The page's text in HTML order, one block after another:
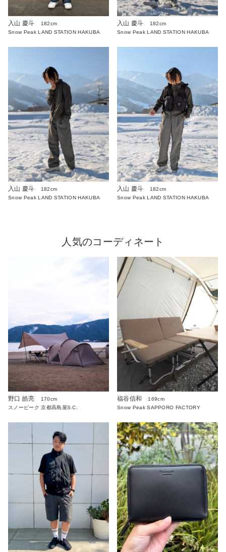
入山 慶斗
182cm
Snow Peak LAND STATION HAKUBA
入山 慶斗
182cm
Snow Peak LAND STATION HAKUBA
入山 慶斗
182cm
Snow Peak LAND STATION HAKUBA
入山 慶斗
182cm
Snow Peak LAND STATION HAKUBA
人気のコーディネート
野口 皓亮
170cm
スノーピーク 京都高島屋S.C.
福谷信和
169cm
Snow Peak SAPPORO FACTORY